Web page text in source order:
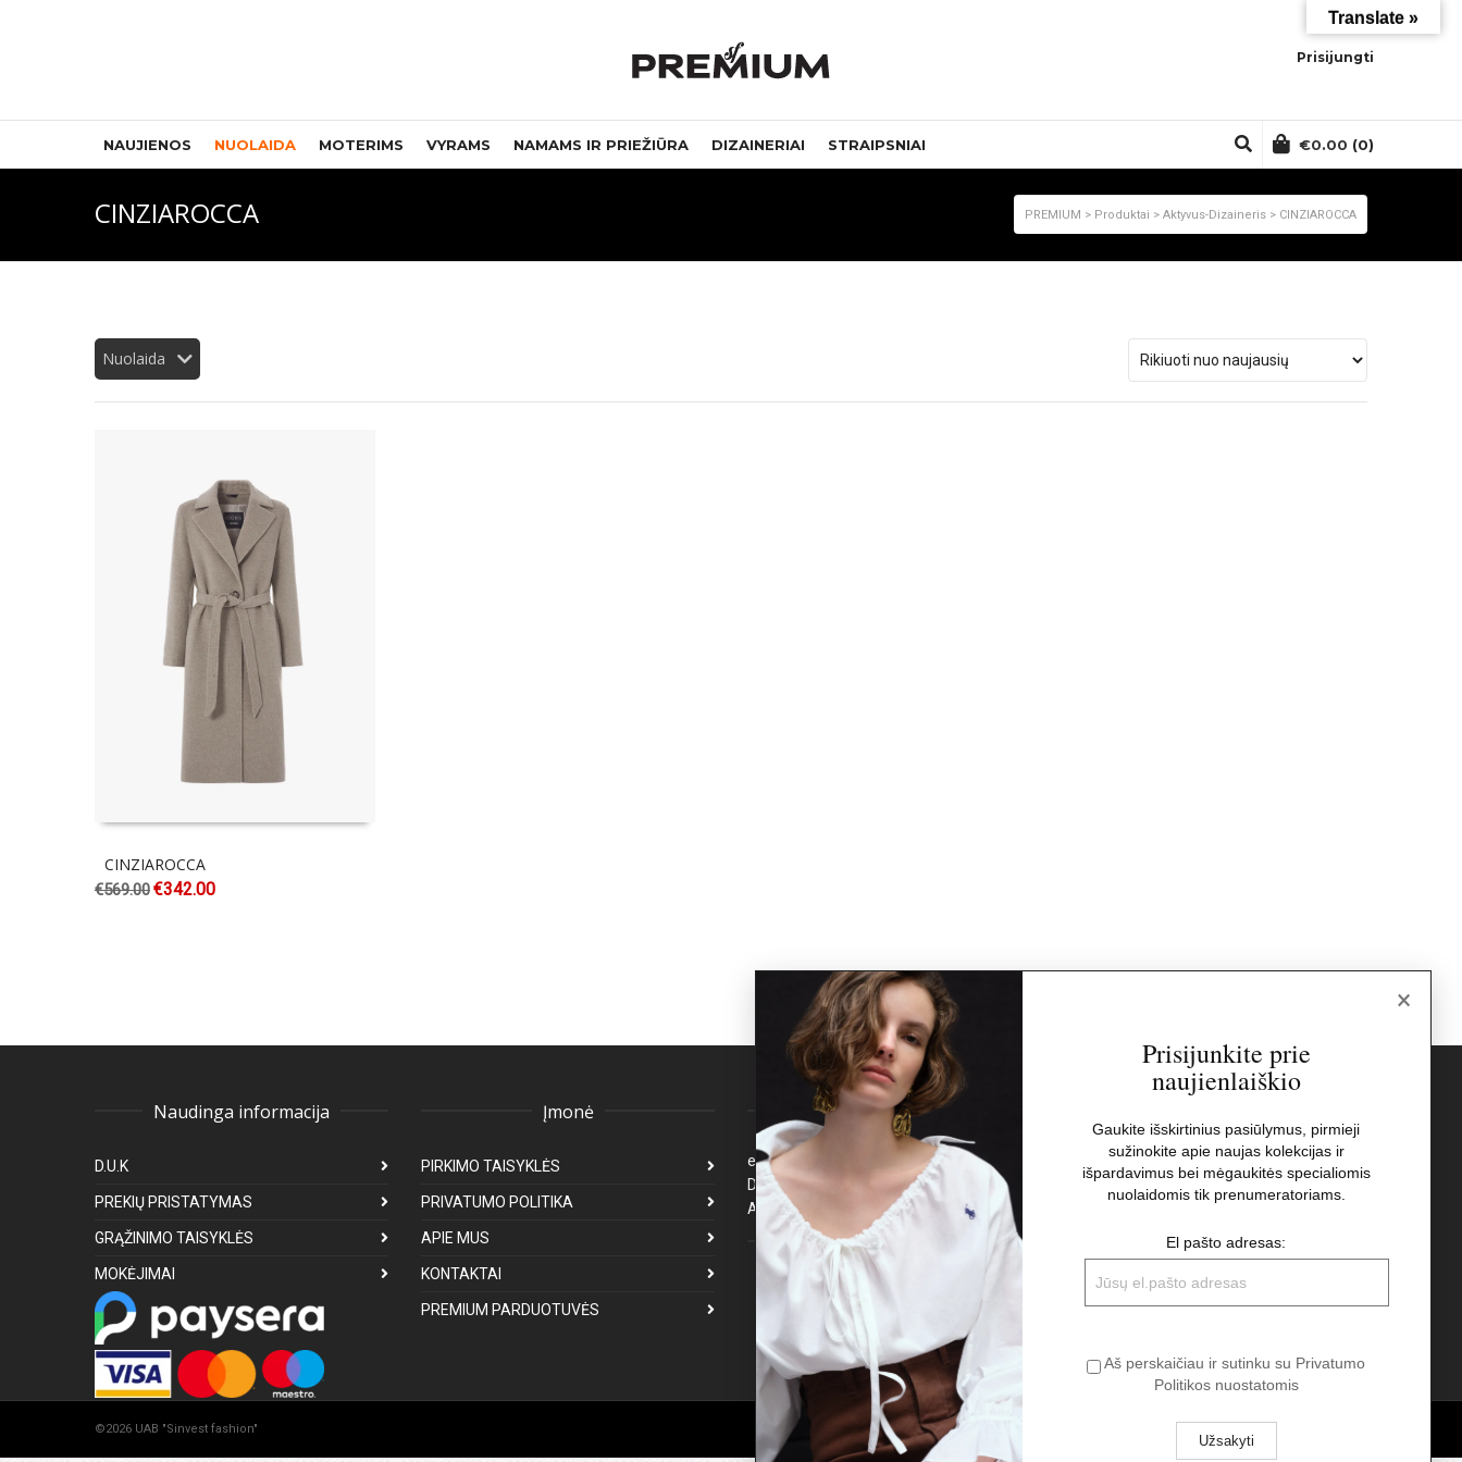
Prisijungti
NAUJIENOS NUOLAIDA MOTERIMS VYRAMS NAMAMS IR PRIEŽIŪRA DIZAINERIAI STRAIPSNIAI €0.00 (0)
CINZIAROCCA PREMIUM > Produktai > Aktyvus-Dizaineris > CINZIAROCCA
Nuolaida
CINZIAROCCA
€569.00€342.00
Naudinga informacija
D.U.K
PREKIŲ PRISTATYMAS
GRĄŽINIMO TAISYKLĖS
MOKĖJIMAI
Įmonė
PIRKIMO TAISYKLĖS
PRIVATUMO POLITIKA
APIE MUS
KONTAKTAI
PREMIUM PARDUOTUVĖS
Klientų aptarnavimas
eparduotuve@premiumfashion.lt
Darbo laikas: I-V 8:00-17:00
Atsakymas per 1-3 darbo dienas
Mus galite rasti
El pašto adresas:
Politikos nuostatomis
©2026 UAB "Sinvest fashion"
Translate »
×
Prisijunkite prie
naujienlaiškio
Gaukite išskirtinius pasiūlymus, pirmieji
sužinokite apie naujas kolekcijas ir
išpardavimus bei mėgaukitės specialiomis
nuolaidomis tik prenumeratoriams.
El pašto adresas:
Aš perskaičiau ir sutinku su Privatumo
Politikos nuostatomis